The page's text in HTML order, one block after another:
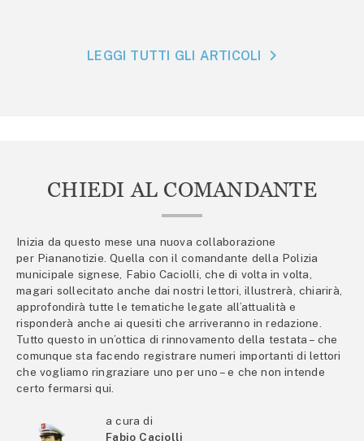
LEGGI TUTTI GLI ARTICOLI
CHIEDI AL COMANDANTE
Inizia da questo mese una nuova collaborazione
per Piananotizie. Quella con il comandante della Polizia
municipale signese, Fabio Caciolli, che di volta in volta,
magari sollecitato anche dai nostri lettori, illustrerà, chiarirà,
approfondirà tutte le tematiche legate all’attualità e
risponderà anche ai quesiti che arriveranno in redazione.
Tutto questo in un’ottica di rinnovamento della testata – che
comunque sta facendo registrare numeri importanti di lettori
che vogliamo ringraziare uno per uno – e che non intende
certo fermarsi qui.
a cura di
Fabio Caciolli